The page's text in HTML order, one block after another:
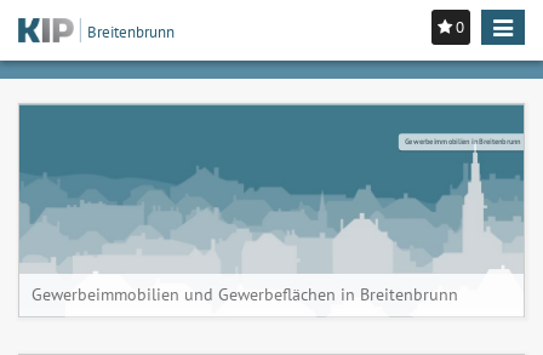
0
Toggle
Breitenbrunn
Gewerbeimmobilien in Breitenbrunn
Gewerbeimmobilien und Gewerbeflächen in Breitenbrunn